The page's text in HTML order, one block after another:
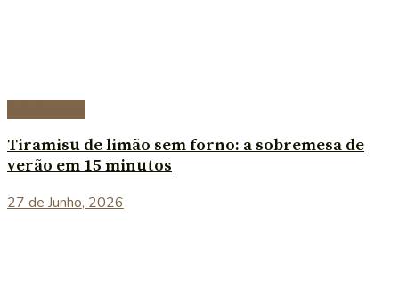
Tiramisu de limão sem forno: a sobremesa de
verão em 15 minutos
27 de Junho, 2026